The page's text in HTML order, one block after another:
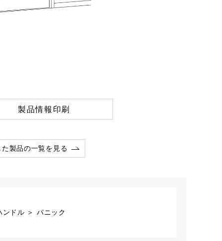
製品情報印刷
製品の一覧を見る
ドル ＞ パニック